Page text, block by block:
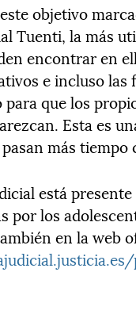
objetivo
Tuenti, la más
encontrar en
e incluso
para que los
Esta es
más tiempo
está
por los
en la web